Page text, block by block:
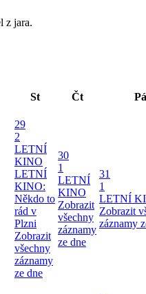
z jara.
St Čt
Pá
29
2
LETNÍ
KINO
LETNÍ
KINO:
Někdo to
rád v
Plzni
Zobrazit
všechny
záznamy
ze dne
30
1
LETNÍ
KINO
Zobrazit
všechny
záznamy
ze dne
31
1
LETNÍ
Zobrazit
záznamy